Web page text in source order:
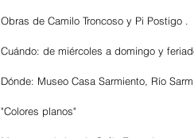
Obras de Camilo Troncoso y Pi Postigo .
Cuándo: de miércoles a domingo y
Dónde: Museo Casa Sarmiento, Río
"Colores planos"